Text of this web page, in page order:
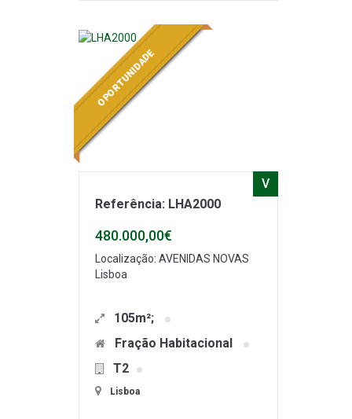
OPORTUNIDADE
V
Referência: LHA2000
480.000,00€
Localização: AVENIDAS NOVAS
Lisboa
105m²;
Fração Habitacional
T2
Lisboa